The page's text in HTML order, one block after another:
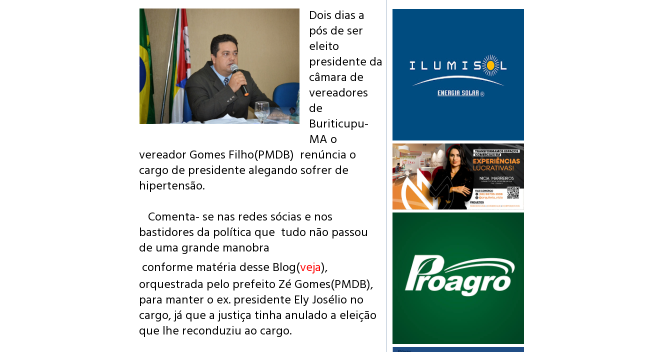
Dois dias a
pós de ser
eleito
presidente da
câmara de
vereadores
de
Buriticupu-
MA o
vereador Gomes Filho(PMDB) renúncia o
cargo de presidente alegando sofrer de
hipertensão.
Comenta- se nas redes sócias e nos
bastidores da política que tudo não passou
de uma grande manobra
conforme matéria desse Blog(veja),
orquestrada pelo prefeito Zé Gomes(PMDB),
para manter o ex. presidente Ely Josélio no
cargo, já que a justiça tinha anulado a eleição
que lhe reconduziu ao cargo.